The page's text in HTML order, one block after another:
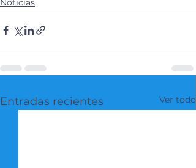
Entradas recientes Ver todo